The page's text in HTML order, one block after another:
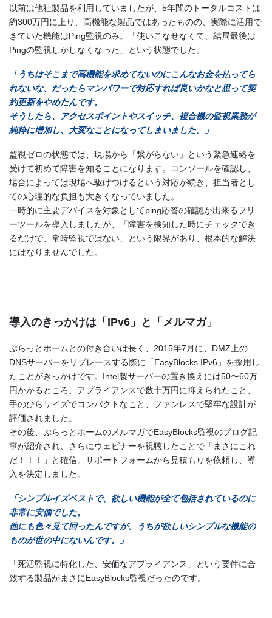
以前は他社製品を利用していましたが、5年間のトータルコストは
約300万円に上り、高機能な製品ではあったものの、実際に活用で
きていた機能はPing監視のみ。「使いこなせなくて、結局最後は
Pingの監視しかしなくなった」という状態でした。
「うちはそこまで高機能を求めてないのにこんなお金を払ってら
れないな、だったらマンパワーで対応すれば良いかなと思って契
約更新をやめたんです。
そうしたら、アクセスポイントやスイッチ、複合機の監視業務が
純粋に増加し、大変なことになってしまいました。」
監視ゼロの状態では、現場から「繋がらない」という緊急連絡を
受けて初めて障害を知ることになります。コンソールを確認し、
場合によっては現場へ駆けつけるという対応が続き、担当者とし
ての心理的な負担も大きくなっていました。
一時的に主要デバイスを対象としてping応答の確認が出来るフリ
ーツールを導入しましたが、「障害を検知した時にチェックでき
るだけで、常時監視ではない」という限界があり、根本的な解決
にはなりませんでした。
導入のきっかけは「IPv6」と「メルマガ」
ぷらっとホームとの付き合いは長く、2015年7月に、DMZ上の
DNSサーバーをリプレースする際に「EasyBlocks IPv6」を採用し
たことがきっかけです。Intel製サーバーの置き換えには50〜60万
円かかるところ、アプライアンスで数十万円に抑えられたこと、
手のひらサイズでコンパクトなこと、ファンレスで堅牢な設計が
評価されました。
その後、ぷらっとホームのメルマガでEasyBlocks監視のブログ記
事が紹介され、さらにウェビナーを視聴したことで「まさにこれ
だ！！！」と確信。サポートフォームから見積もりを依頼し、導
入を決定しました。
「シンプルイズベストで、欲しい機能が全て包括されているのに
非常に安価でした。
他にも色々見て回ったんですが、うちが欲しいシンプルな機能の
ものが世の中にないんです。」
「死活監視に特化した、安価なアプライアンス」という要件に合
致する製品がまさにEasyBlocks監視だったのです。